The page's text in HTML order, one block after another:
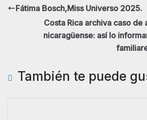
Fátima Bosch,Miss Universo 2025.
Costa Rica archiva caso de
nicaragüense: así lo
También te puede